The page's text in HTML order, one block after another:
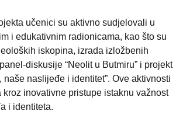
učenici su aktivno sudjelovali u
i edukativnim radionicama, kao što su
iskopina, izrada izložbenih
diskusije “Neolit u Butmiru” i projekt
naše naslijeđe i identitet”. Ove aktivnosti
kroz inovativne pristupe istaknu važnost
i identiteta.